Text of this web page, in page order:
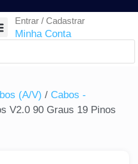
Entrar / Cadastrar
Minha Conta
(A/V) / Cabos -
V2.0 90 Graus 19 Pinos